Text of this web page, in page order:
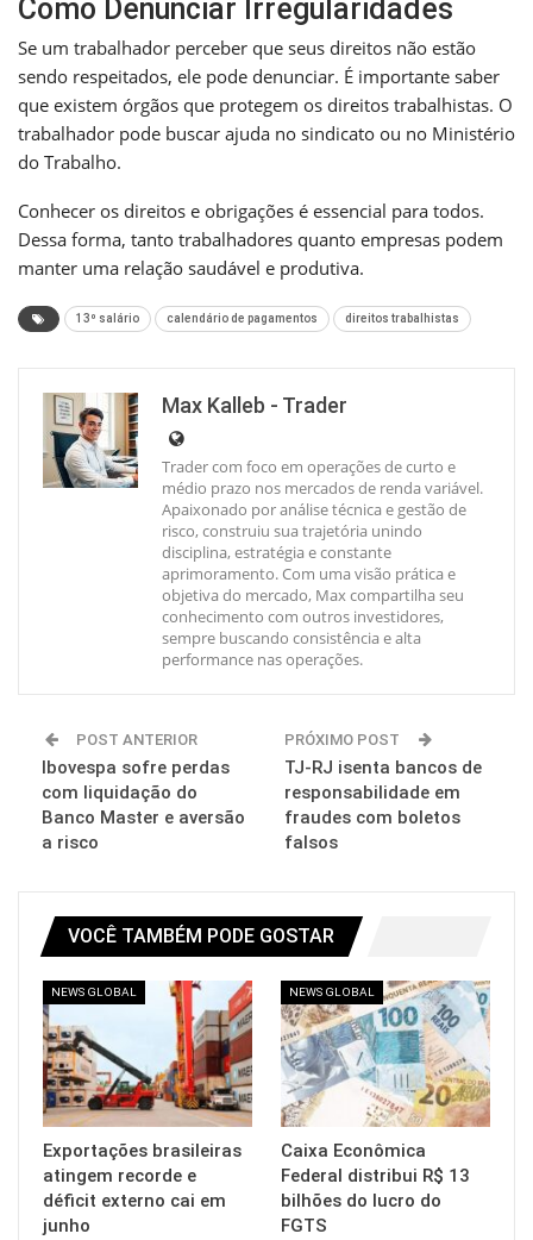
Como Denunciar Irregularidades
Se um trabalhador perceber que seus direitos não estão
sendo respeitados, ele pode denunciar. É importante saber
que existem órgãos que protegem os direitos trabalhistas. O
trabalhador pode buscar ajuda no sindicato ou no Ministério
do Trabalho.
Conhecer os direitos e obrigações é essencial para todos.
Dessa forma, tanto trabalhadores quanto empresas podem
manter uma relação saudável e produtiva.
13º salário calendário de pagamentos direitos trabalhistas
Max Kalleb - Trader
Trader com foco em operações de curto e
médio prazo nos mercados de renda variável.
Apaixonado por análise técnica e gestão de
risco, construiu sua trajetória unindo
disciplina, estratégia e constante
aprimoramento. Com uma visão prática e
objetiva do mercado, Max compartilha seu
conhecimento com outros investidores,
sempre buscando consistência e alta
performance nas operações.
POST ANTERIOR
Ibovespa sofre perdas
com liquidação do
Banco Master e aversão
a risco
PRÓXIMO POST
TJ-RJ isenta bancos de
responsabilidade em
fraudes com boletos
falsos
VOCÊ TAMBÉM PODE GOSTAR
NEWS GLOBAL
Exportações brasileiras
atingem recorde e
déficit externo cai em
junho
NEWS GLOBAL
Caixa Econômica
Federal distribui R$ 13
bilhões do lucro do
FGTS